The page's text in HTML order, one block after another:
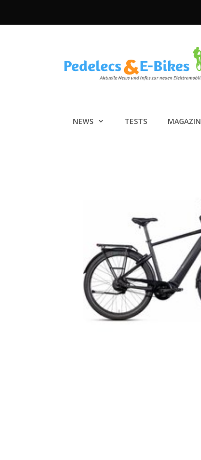
NEWS TESTS MAGAZIN